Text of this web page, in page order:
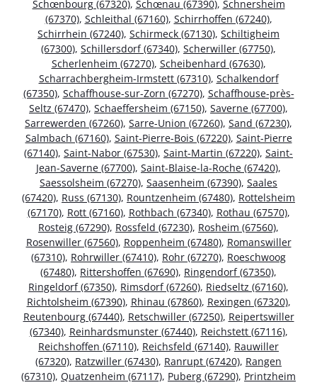
Schœnbourg (67320), Schœnau (67390), Schnersheim
(67370), Schleithal (67160), Schirrhoffen (67240),
Schirrhein (67240), Schirmeck (67130), Schiltigheim
(67300), Schillersdorf (67340), Scherwiller (67750),
Scherlenheim (67270), Scheibenhard (67630),
Scharrachbergheim-Irmstett (67310), Schalkendorf
(67350), Schaffhouse-sur-Zorn (67270), Schaffhouse-près-
Seltz (67470), Schaeffersheim (67150), Saverne (67700),
Sarrewerden (67260), Sarre-Union (67260), Sand (67230),
Salmbach (67160), Saint-Pierre-Bois (67220), Saint-Pierre
(67140), Saint-Nabor (67530), Saint-Martin (67220), Saint-
Jean-Saverne (67700), Saint-Blaise-la-Roche (67420),
Saessolsheim (67270), Saasenheim (67390), Saales
(67420), Russ (67130), Rountzenheim (67480), Rottelsheim
(67170), Rott (67160), Rothbach (67340), Rothau (67570),
Rosteig (67290), Rossfeld (67230), Rosheim (67560),
Rosenwiller (67560), Roppenheim (67480), Romanswiller
(67310), Rohrwiller (67410), Rohr (67270), Roeschwoog
(67480), Rittershoffen (67690), Ringendorf (67350),
Ringeldorf (67350), Rimsdorf (67260), Riedseltz (67160),
Richtolsheim (67390), Rhinau (67860), Rexingen (67320),
Reutenbourg (67440), Retschwiller (67250), Reipertswiller
(67340), Reinhardsmunster (67440), Reichstett (67116),
Reichshoffen (67110), Reichsfeld (67140), Rauwiller
(67320), Ratzwiller (67430), Ranrupt (67420), Rangen
(67310), Quatzenheim (67117), Puberg (67290), Printzheim